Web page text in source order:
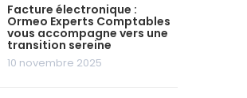
Facture électronique :
Ormeo Experts Comptables
vous accompagne vers une
transition sereine
10 novembre 2025